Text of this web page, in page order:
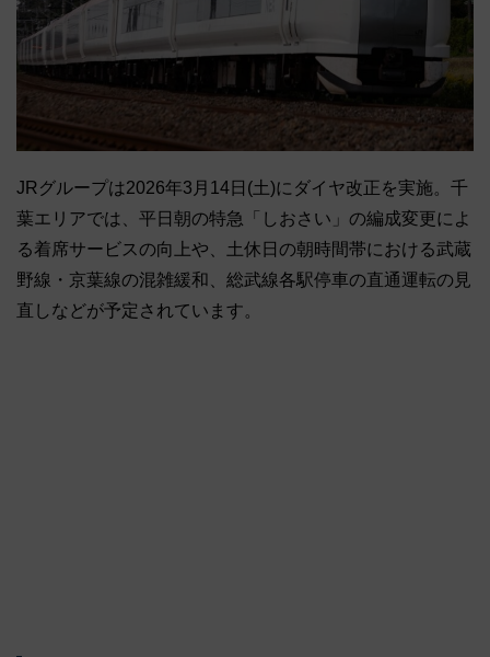
JRグループは2026年3月14日(土)にダイヤ改正を実施。千
葉エリアでは、平日朝の特急「しおさい」の編成変更によ
る着席サービスの向上や、土休日の朝時間帯における武蔵
野線・京葉線の混雑緩和、総武線各駅停車の直通運転の見
直しなどが予定されています。